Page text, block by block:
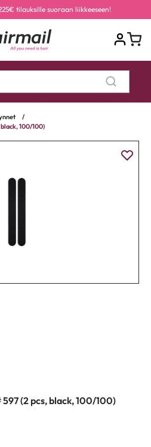
tilauksille suoraan liikkeeseen!
/
100/100)
(2 pcs, black, 100/100)